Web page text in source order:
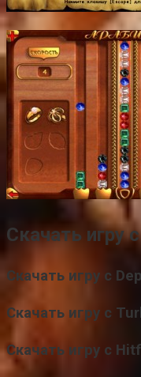
Скачать игру
Скачать игру с
Скачать игру с
Скачать игру с